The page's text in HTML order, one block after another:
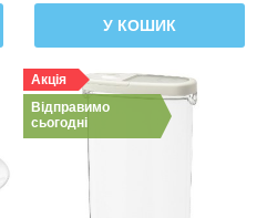
У КОШИК
Акція
Відправимо
сьогодні